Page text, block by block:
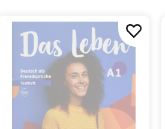
которое обеспечивает
учащимся тщательно оценить